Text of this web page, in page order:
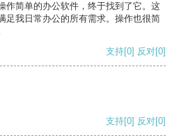
作简单的办公软件，终于找到了它。这
足我日常办公的所有需求。操作也很简
支持[0] 反对[0]
支持[0] 反对[0]